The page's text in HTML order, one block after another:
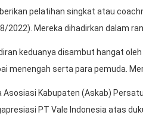
pelatihan singkat atau
2022). Mereka dihadirkan dalam
keduanya disambut hangat
menengah serta para pemuda.
Asosiasi Kabupaten (Askab)
PT Vale Indonesia atas